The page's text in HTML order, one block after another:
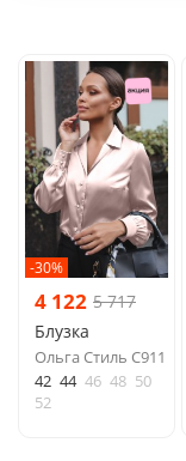
-30%
4 122 5 717
Блузка
Ольга Стиль С911
42 44 46 48 50
52